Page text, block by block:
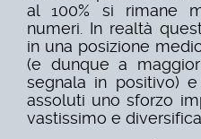
al 100% si rimane
numeri. In realtà
in una posizione
(e dunque a
segnala in positivo)
assoluti uno sforzo
vastissimo e